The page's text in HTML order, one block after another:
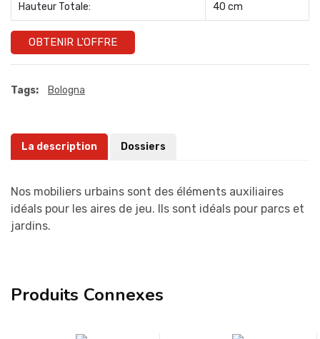
Hauteur Totale: 40 cm
OBTENIR L'OFFRE
Tags: Bologna
La description Dossiers
Nos mobiliers urbains sont des éléments auxiliaires
idéals pour les aires de jeu. Ils sont idéals pour parcs et
jardins.
Produits Connexes